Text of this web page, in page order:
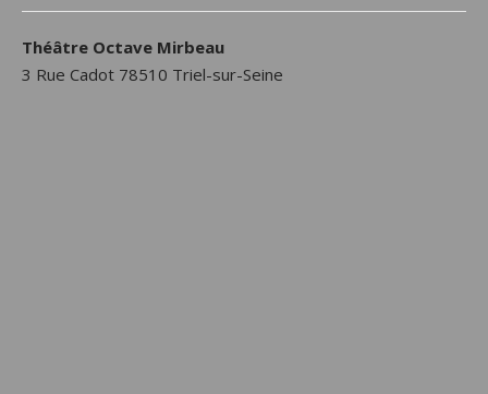
Théâtre Octave Mirbeau
3 Rue Cadot 78510 Triel-sur-Seine